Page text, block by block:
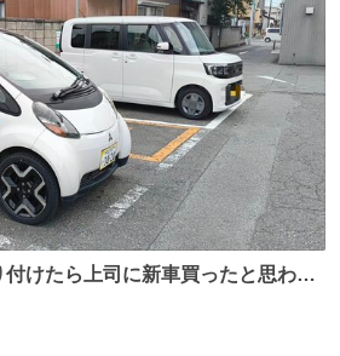
けたら上司に新車買ったと思われ
落ちの車もやりようによっては新車
も違和感